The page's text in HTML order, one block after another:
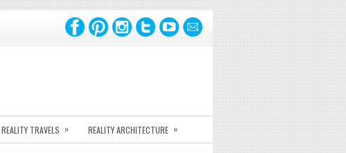
REALITY TRAVELS » REALITY ARCHITECTURE »